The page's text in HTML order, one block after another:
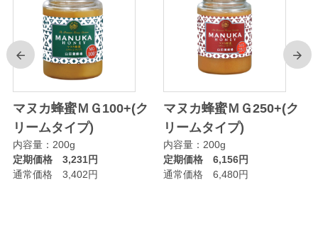
前
マヌカ蜂蜜ＭＧ100+(ク
リームタイプ)
内容量：200g
定期価格 3,231円
通常価格 3,402円
マヌカ蜂蜜ＭＧ250+(ク
リームタイプ)
内容量：200g
定期価格 6,156円
通常価格 6,480円
次